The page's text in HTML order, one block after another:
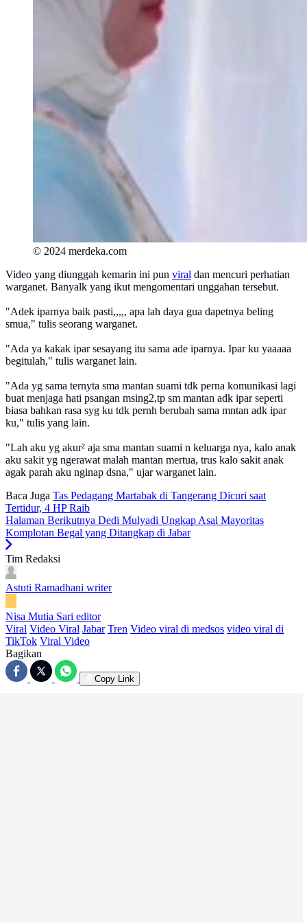
© 2024 merdeka.com
Video yang diunggah kemarin ini pun viral dan mencuri perhatian
warganet. Banyalk yang ikut mengomentari unggahan tersebut.
"Adek iparnya baik pasti,,,,, apa lah daya gua dapetnya beling
smua," tulis seorang warganet.
"Ada ya kakak ipar sesayang itu sama ade iparnya. Ipar ku yaaaaa
begitulah," tulis warganet lain.
"Ada yg sama ternyta sma mantan suami tdk perna komunikasi lagi
buat menjaga hati psangan msing2,tp sm mantan adk ipar seperti
biasa bahkan rasa syg ku tdk pernh berubah sama mntan adk ipar
ku," tulis yang lain.
"Lah aku yg akur² aja sma mantan suami n keluarga nya, kalo anak
aku sakit yg ngerawat malah mantan mertua, trus kalo sakit anak
agak parah aku nginap dsna," ujar warganet lain.
Baca Juga Tas Pedagang Martabak di Tangerang Dicuri saat
Tertidur, 4 HP Raib
Halaman Berikutnya Dedi Mulyadi Ungkap Asal Mayoritas
Komplotan Begal yang Ditangkap di Jabar
Tim Redaksi
Astuti Ramadhani writer
Nisa Mutia Sari editor
Viral Video Viral Jabar Tren Video viral di medsos video viral di
TikTok Viral Video
Bagikan
Copy Link